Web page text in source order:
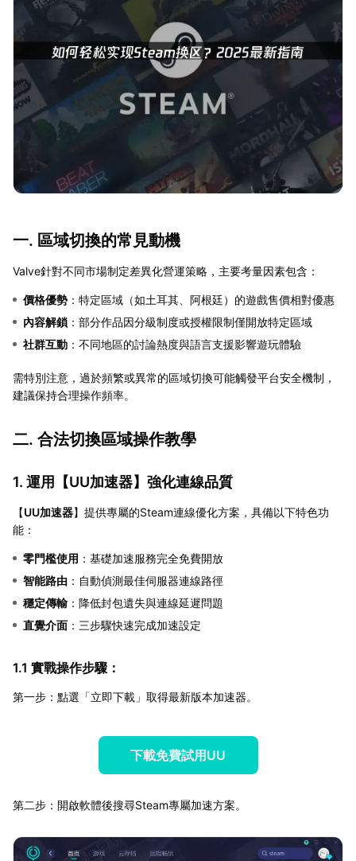
一. 區域切換的常見動機
Valve針對不同市場制定差異化營運策略，主要考量因素包含：
價格優勢 ：特定區域（如土耳其、阿根廷）的遊戲售價相對優惠
內容解鎖 ：部分作品因分級制度或授權限制僅開放特定區域
社群互動 ：不同地區的討論熱度與語言支援影響遊玩體驗
需特別注意，過於頻繁或異常的區域切換可能觸發平台安全機制，
建議保持合理操作頻率。
二. 合法切換區域操作教學
1. 運用【UU加速器】強化連線品質
【UU加速器】提供專屬的Steam連線優化方案，具備以下特色功
能：
零門檻使用 ：基礎加速服務完全免費開放
智能路由 ：自動偵測最佳伺服器連線路徑
穩定傳輸 ：降低封包遺失與連線延遲問題
直覺介面 ：三步驟快速完成加速設定
1.1 實戰操作步驟：
第一步：點選「立即下載」取得最新版本加速器。
下載免費試用UU
第二步：開啟軟體後搜尋Steam專屬加速方案。